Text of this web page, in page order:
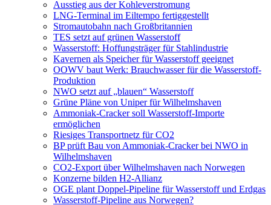
Ausstieg aus der Kohleverstromung
LNG-Terminal im Eiltempo fertiggestellt
Stromautobahn nach Großbritannien
TES setzt auf grünen Wasserstoff
Wasserstoff: Hoffungsträger für Stahlindustrie
Kavernen als Speicher für Wasserstoff geeignet
OOWV baut Werk: Brauchwasser für die Wasserstoff-
Produktion
NWO setzt auf „blauen“ Wasserstoff
Grüne Pläne von Uniper für Wilhelmshaven
Ammoniak-Cracker soll Wasserstoff-Importe
ermöglichen
Riesiges Transportnetz für CO2
BP prüft Bau von Ammoniak-Cracker bei NWO in
Wilhelmshaven
CO2-Export über Wilhelmshaven nach Norwegen
Konzerne bilden H2-Allianz
OGE plant Doppel-Pipeline für Wasserstoff und Erdgas
Wasserstoff-Pipeline aus Norwegen?